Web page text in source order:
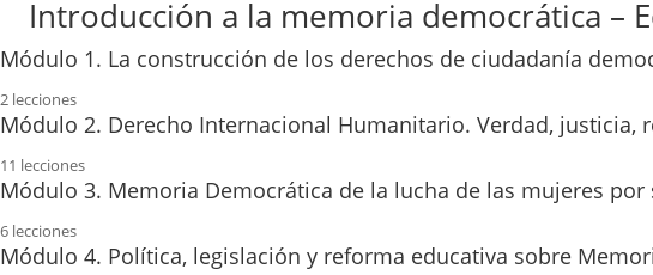
Introducción a la memoria democrática –
Módulo 1. La construcción de los derechos de ciudadanía
Contenido del módulo.
Actividades.
2 lecciones
Módulo 2. Derecho Internacional Humanitario. Verdad, justicia,
La Ley de 2007.
El inicio del deber de memoria.
11 lecciones
Módulo 3. Memoria Democrática de la lucha de las mujeres por
La memoria democrática de las mujeres…
6 lecciones
Módulo 4. Política, legislación y reforma educativa sobre